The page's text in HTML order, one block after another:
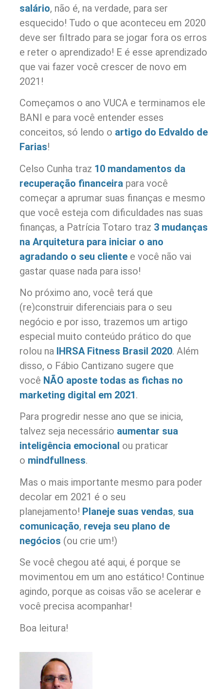
salário, não é, na verdade, para ser
esquecido! Tudo o que aconteceu em 2020
deve ser filtrado para se jogar fora os erros
e reter o aprendizado! E é esse aprendizado
que vai fazer você crescer de novo em
2021!
Começamos o ano VUCA e terminamos ele
BANI e para você entender esses
conceitos, só lendo o artigo do Edvaldo de
Farias!
Celso Cunha traz 10 mandamentos da
recuperação financeira para você
começar a aprumar suas finanças e mesmo
que você esteja com dificuldades nas suas
finanças, a Patrícia Totaro traz 3 mudanças
na Arquitetura para iniciar o ano
agradando o seu cliente e você não vai
gastar quase nada para isso!
No próximo ano, você terá que
(re)construir diferenciais para o seu
negócio e por isso, trazemos um artigo
especial muito conteúdo prático do que
rolou na IHRSA Fitness Brasil 2020. Além
disso, o Fábio Cantizano sugere que
você NÃO aposte todas as fichas no
marketing digital em 2021.
Para progredir nesse ano que se inicia,
talvez seja necessário aumentar sua
inteligência emocional ou praticar
o mindfullness.
Mas o mais importante mesmo para poder
decolar em 2021 é o seu
planejamento! Planeje suas vendas, sua
comunicação, reveja seu plano de
negócios (ou crie um!)
Se você chegou até aqui, é porque se
movimentou em um ano estático! Continue
agindo, porque as coisas vão se acelerar e
você precisa acompanhar!
Boa leitura!